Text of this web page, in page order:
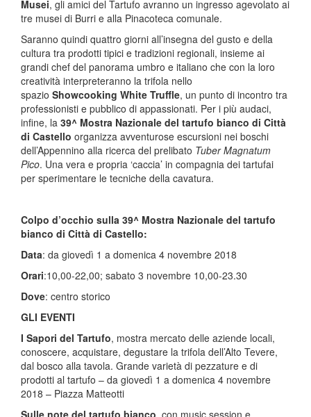
Musei, gli amici del Tartufo avranno un ingresso agevolato ai
tre musei di Burri e alla Pinacoteca comunale.
Saranno quindi quattro giorni all’insegna del gusto e della
cultura tra prodotti tipici e tradizioni regionali, insieme ai
grandi chef del panorama umbro e italiano che con la loro
creatività interpreteranno la trifola nello
spazio Showcooking White Truffle, un punto di incontro tra
professionisti e pubblico di appassionati. Per i più audaci,
infine, la 39^ Mostra Nazionale del tartufo bianco di Città
di Castello organizza avventurose escursioni nei boschi
dell’Appennino alla ricerca del prelibato Tuber Magnatum
Pico. Una vera e propria ‘caccia’ in compagnia dei tartufai
per sperimentare le tecniche della cavatura.
Colpo d’occhio sulla 39^ Mostra Nazionale del tartufo
bianco di Città di Castello:
Data: da giovedì 1 a domenica 4 novembre 2018
Orari:10,00-22,00; sabato 3 novembre 10,00-23.30
Dove: centro storico
GLI EVENTI
I Sapori del Tartufo, mostra mercato delle aziende locali,
conoscere, acquistare, degustare la trifola dell’Alto Tevere,
dal bosco alla tavola. Grande varietà di pezzature e di
prodotti al tartufo – da giovedì 1 a domenica 4 novembre
2018 – Piazza Matteotti